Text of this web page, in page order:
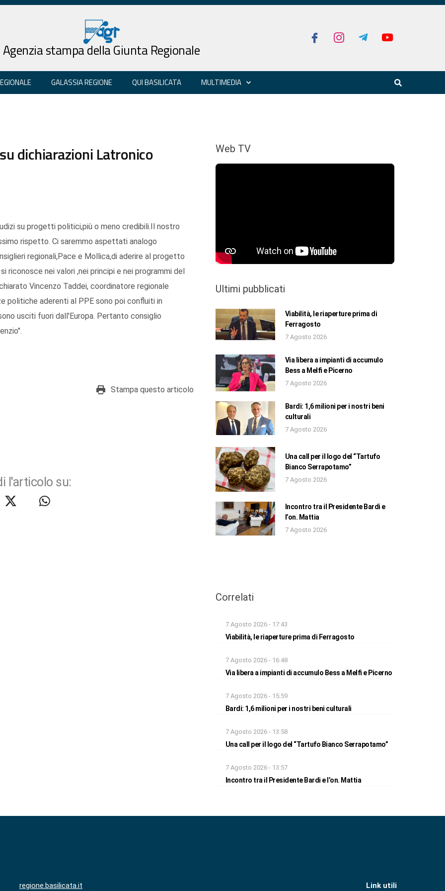
Agenzia stampa della Giunta Regionale
GALASSIA REGIONE QUI BASILICATA MULTIMEDIA
dichiarazioni Latronico
su progetti politici,più o meno credibili.Il nostro
rispetto. Ci saremmo aspettati analogo
regionali,Pace e Mollica,di aderire al progetto
nei valori ,nei principi e nei programmi del
Vincenzo Taddei, coordinatore regionale
politiche aderenti al PPE sono poi confluiti in
usciti fuori dall'Europa. Pertanto consiglio
Stampa questo articolo
l'articolo su:
Web TV
Ultimi pubblicati
Viabilità, le riaperture prima di
Ferragosto
7 Agosto 2026
Via libera a impianti di accumulo
Bess a Melfi e Picerno
7 Agosto 2026
Bardi: 1,6 milioni per i nostri beni
culturali
7 Agosto 2026
Una call per il logo del “Tartufo
Bianco Serrapotamo”
7 Agosto 2026
Incontro tra il Presidente Bardi e
l’on. Mattia
7 Agosto 2026
Correlati
7 Agosto 2026 - 17:43
Viabilità, le riaperture prima di Ferragosto
7 Agosto 2026 - 16:48
Via libera a impianti di accumulo Bess a Melfi e Picerno
7 Agosto 2026 - 15:59
Bardi: 1,6 milioni per i nostri beni culturali
7 Agosto 2026 - 13:58
Una call per il logo del “Tartufo Bianco Serrapotamo”
7 Agosto 2026 - 13:57
Incontro tra il Presidente Bardi e l’on. Mattia
regione.basilicata.it Link utili